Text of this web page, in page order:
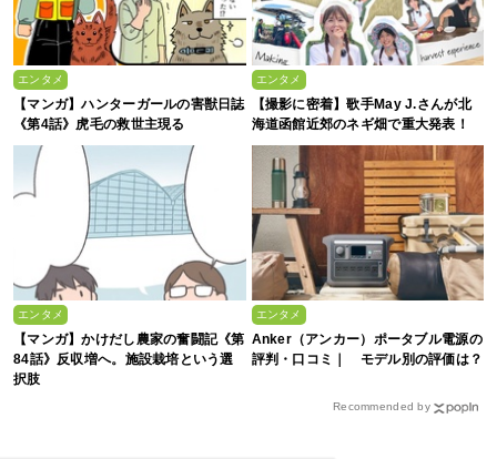
エンタメ
【マンガ】ハンターガールの害獣日誌
《第4話》虎毛の救世主現る
エンタメ
【撮影に密着】歌手May J.さんが北
海道函館近郊のネギ畑で重大発表！
エンタメ
【マンガ】かけだし農家の奮闘記《第
84話》反収増へ。施設栽培という選
択肢
エンタメ
Anker（アンカー）ポータブル電源の
評判・口コミ｜ モデル別の評価は？
Recommended by